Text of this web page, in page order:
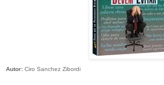
Autor: Ciro Sanchez Zibordi